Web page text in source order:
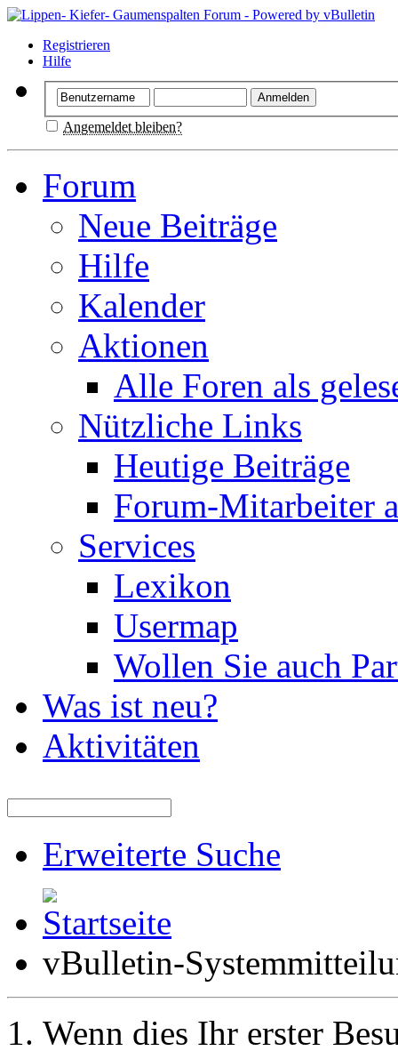
Registrieren
Hilfe
Angemeldet bleiben?
Forum
Neue Beiträge
Hilfe
Kalender
Aktionen
Alle Foren als
Nützliche Links
Heutige Beiträge
Forum-Mitarbeiter
Services
Lexikon
Usermap
Wollen Sie auch
Was ist neu?
Aktivitäten
Erweiterte Suche
vBulletin-
Wenn dies Ihr erster